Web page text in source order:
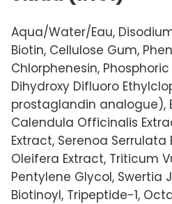
Aqua/Water/Eau,
Biotin, Cellulose Gum,
Chlorphenesin,
Dihydroxy Difluoro
prostaglandin analogue),
Calendula Officinalis
Extract, Serenoa
Oleifera Extract, Triticum
Pentylene Glycol, Swertia
Biotinoyl, Tripeptide-1,